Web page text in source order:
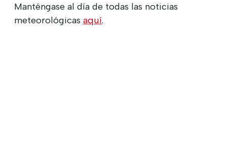
Manténgase al día de todas las noticias
meteorológicas aquí.